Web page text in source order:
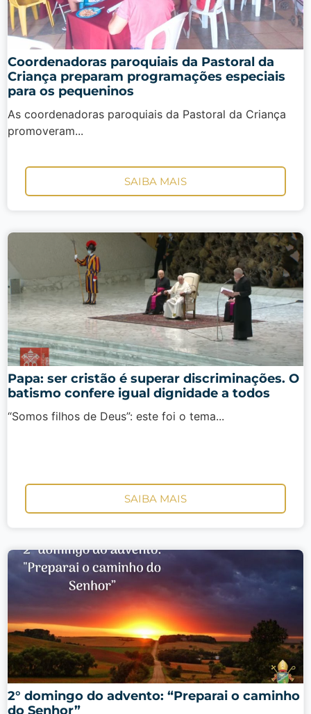
Coordenadoras paroquiais da Pastoral da
Criança preparam programações especiais
para os pequeninos
As coordenadoras paroquiais da Pastoral da Criança
promoveram...
SAIBA MAIS
Papa: ser cristão é superar discriminações. O
batismo confere igual dignidade a todos
“Somos filhos de Deus”: este foi o tema...
SAIBA MAIS
2° domingo do advento: “Preparai o caminho
do Senhor”